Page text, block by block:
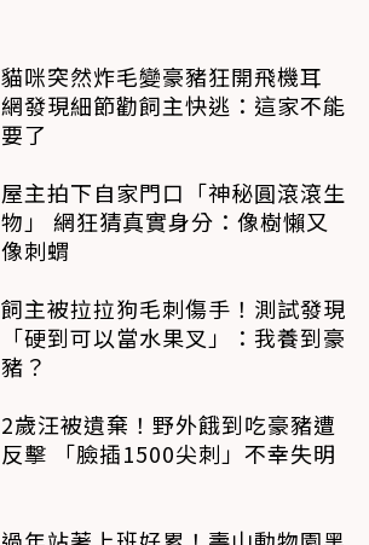
貓咪突然炸毛變豪豬狂開飛機耳
網發現細節勸飼主快逃：這家不能
要了
屋主拍下自家門口「神秘圓滾滾生
物」 網狂猜真實身分：像樹懶又
像刺蝟
飼主被拉拉狗毛刺傷手！測試發現
「硬到可以當水果叉」：我養到豪
豬？
2歲汪被遺棄！野外餓到吃豪豬遭
反擊 「臉插1500尖刺」不幸失明